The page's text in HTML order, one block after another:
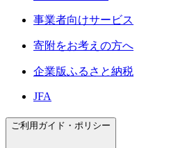
事業者向けサービス
寄附をお考えの方へ
企業版ふるさと納税
JFA
ご利用ガイド・ポリシー